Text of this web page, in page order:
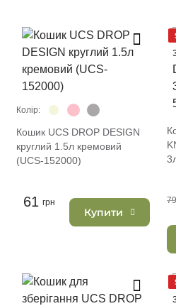
Колір:
Кошик UCS DROP DESIGN
круглий 1.5л кремовий
(UCS-152000)
61 грн
Купити